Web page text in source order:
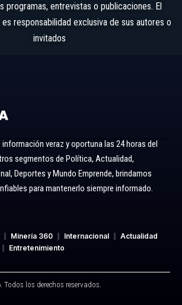
programas, entrevistas o publicaciones. El
responsabilidad exclusiva de sus autores o
invitados
veraz y oportuna las 24 horas del
segmentos de Política, Actualidad,
Deportes y Mundo Emprende, brindamos
para mantenerlo siempre informado.
Minería 360 Internacional
Actualidad
Entretenimiento
los derechos reservados.